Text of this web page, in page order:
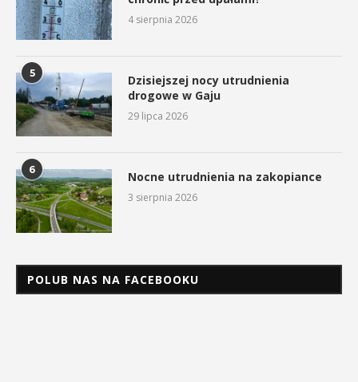
4 sierpnia 2026
5
Dzisiejszej nocy utrudnienia
drogowe w Gaju
29 lipca 2026
6 Nocne utrudnienia na zakopiance
3 sierpnia 2026
POLUB NAS NA FACEBOOKU